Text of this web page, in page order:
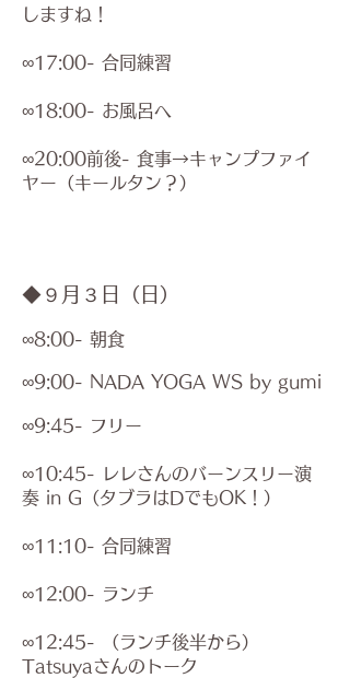
しますね！
∞17:00- 合同練習
∞18:00- お風呂へ
∞20:00前後- 食事→キャンプファイ
ヤー ​（キールタン？）
◆９月３日 （日）
∞8:00- 朝食
∞9:00- NADA YOGA WS by gumi
∞9:45- フリー
∞10:45- レレさんのバーンスリー演
奏 in G （タブラはDでもOK！）
∞11:10- 合同練習
∞12:00- ランチ
∞12:45- （ランチ後半から）
Tatsuyaさんのトーク